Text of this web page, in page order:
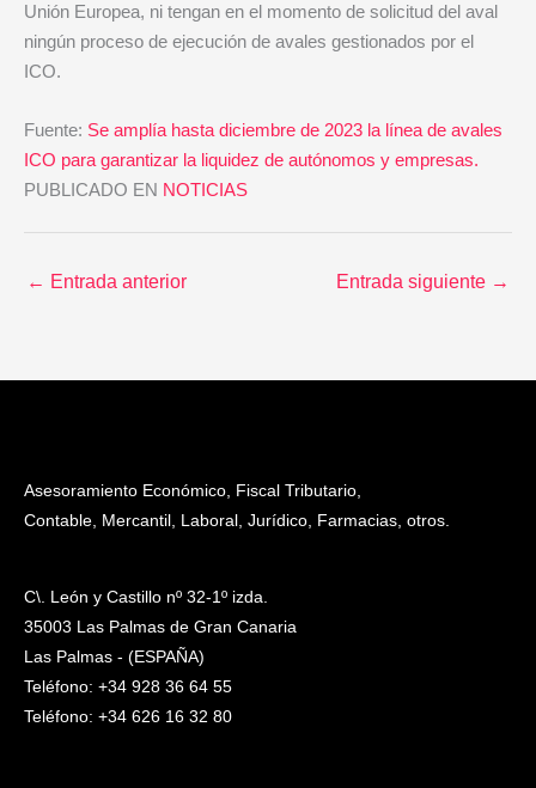
Unión Europea, ni tengan en el momento de solicitud del aval
ningún proceso de ejecución de avales gestionados por el
ICO.
Fuente: Se amplía hasta diciembre de 2023 la línea de avales
ICO para garantizar la liquidez de autónomos y empresas.
PUBLICADO EN NOTICIAS
← Entrada anterior Entrada siguiente →
Asesoramiento Económico, Fiscal Tributario,
Contable, Mercantil, Laboral, Jurídico, Farmacias, otros.
C\. León y Castillo nº 32-1º izda.
35003 Las Palmas de Gran Canaria
Las Palmas - (ESPAÑA)
Teléfono: +34 928 36 64 55
Teléfono: +34 626 16 32 80